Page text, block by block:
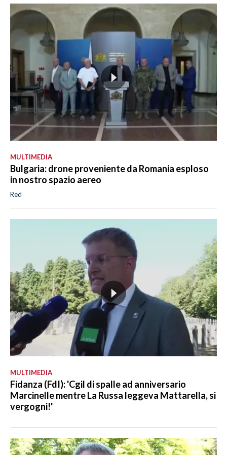
MULTIMEDIA
Bulgaria: drone proveniente da Romania esploso
in nostro spazio aereo
Red
MULTIMEDIA
Fidanza (FdI): 'Cgil di spalle ad anniversario
Marcinelle mentre La Russa leggeva Mattarella, si
vergogni!'